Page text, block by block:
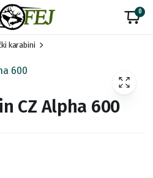
0
karabini
CZ Alpha 600